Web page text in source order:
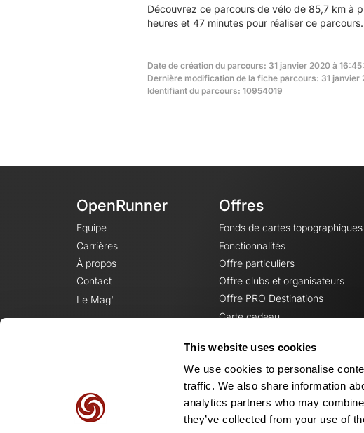
This website uses cookies
We use cookies to personalise
traffic. We also share information
analytics partners who may
they’ve collected from your use of
Découvrez ce parcours de vélo de 85,7 km à
heures et 47 minutes pour réaliser ce parcours.
Date de création du parcours: 31 janvier 2020 à
Dernière modification de la fiche parcours: 31 janvier
Identifiant du parcours: 10954019
OpenRunner
Equipe
Carrières
À propos
Contact
Le Mag'
Offres
Fonds de cartes topographiques
Fonctionnalités
Offre particuliers
Offre clubs et organisateurs
Offre PRO Destinations
Carte cadeau